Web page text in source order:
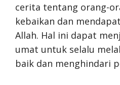
cerita tentang orang-
kebaikan dan
Allah. Hal ini dapat
umat untuk selalu
baik dan menghindari